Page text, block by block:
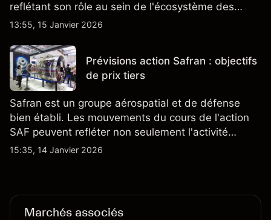
reflétant son rôle au sein de l'écosystème des
semi-conducteurs et de l'IA.
13:55, 15 Janvier 2026
Prévisions action Safran : objectifs
de prix tiers
Safran est un groupe aérospatial et de défense
bien établi. Les mouvements du cours de l'action
SAF peuvent refléter non seulement l'activité
quotidienne du marché, mais aussi la position de
15:35, 14 Janvier 2026
Marchés associés